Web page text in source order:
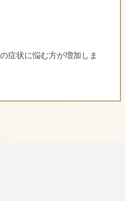
症状に悩む方が増加しま